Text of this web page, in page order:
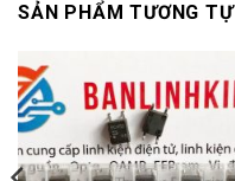
SẢN PHẨM TƯƠNG TỰ